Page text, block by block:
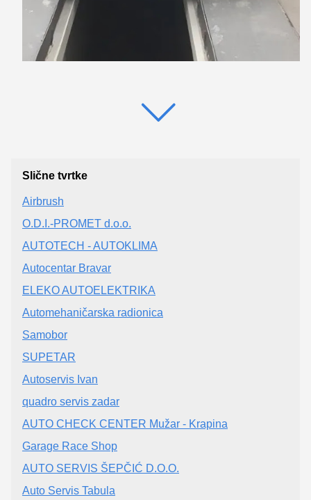
Slične tvrtke
Airbrush
O.D.I.-PROMET d.o.o.
AUTOTECH - AUTOKLIMA
Autocentar Bravar
ELEKO AUTOELEKTRIKA
Automehaničarska radionica
Samobor
SUPETAR
Autoservis Ivan
quadro servis zadar
AUTO CHECK CENTER Mužar - Krapina
Garage Race Shop
AUTO SERVIS ŠEPČIĆ D.O.O.
Auto Servis Tabula